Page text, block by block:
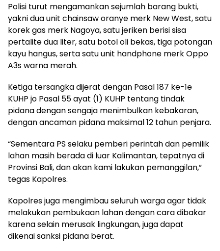
Polisi turut mengamankan sejumlah barang bukti,
yakni dua unit chainsaw oranye merk New West, satu
korek gas merk Nagoya, satu jeriken berisi sisa
pertalite dua liter, satu botol oli bekas, tiga potongan
kayu hangus, serta satu unit handphone merk Oppo
A3s warna merah.
Ketiga tersangka dijerat dengan Pasal 187 ke-1e
KUHP jo Pasal 55 ayat (1) KUHP tentang tindak
pidana dengan sengaja menimbulkan kebakaran,
dengan ancaman pidana maksimal 12 tahun penjara.
“Sementara PS selaku pemberi perintah dan pemilik
lahan masih berada di luar Kalimantan, tepatnya di
Provinsi Bali, dan akan kami lakukan pemanggilan,”
tegas Kapolres.
Kapolres juga mengimbau seluruh warga agar tidak
melakukan pembukaan lahan dengan cara dibakar
karena selain merusak lingkungan, juga dapat
dikenai sanksi pidana berat.